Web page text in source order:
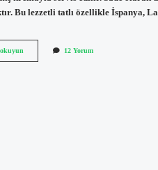
Bu lezzetli tatlı özellikle İspanya,
okuyun
Firinda
12 Yorum